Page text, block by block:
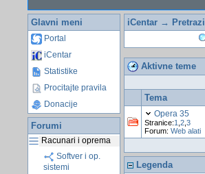
Glavni meni
Portal
iCentar
Statistike
Procitajte pravila
Donacije
Forumi
Racunari i oprema
Softver i op.
sistemi
iCentar→ Pretrazi
Aktivne teme
Tema
Opera 35
Stranice:1 2, 3
Forum: Web alati
Legenda